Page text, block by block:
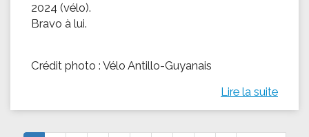
2024 (vélo).
Bravo à lui.
Crédit photo : Vélo Antillo-Guyanais
Lire la suite